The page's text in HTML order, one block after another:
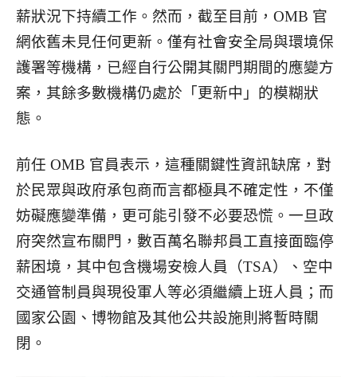
薪狀況下持續工作。然而，截至目前，OMB 官
網依舊未見任何更新。僅有社會安全局與環境保
護署等機構，已經自行公開其關門期間的應變方
案，其餘多數機構仍處於「更新中」的模糊狀
態。
前任 OMB 官員表示，這種關鍵性資訊缺席，對
於民眾與政府承包商而言都極具不確定性，不僅
妨礙應變準備，更可能引發不必要恐慌。一旦政
府突然宣布關門，數百萬名聯邦員工直接面臨停
薪困境，其中包含機場安檢人員（TSA）、空中
交通管制員與現役軍人等必須繼續上班人員；而
國家公園、博物館及其他公共設施則將暫時關
閉。